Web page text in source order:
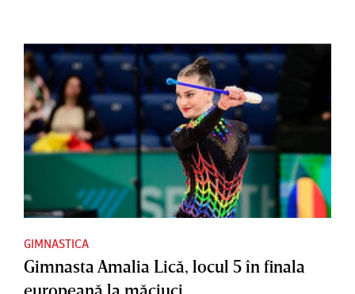
GIMNASTICA
Gimnasta Amalia Lică, locul 5 în finala
europeană la măciuci